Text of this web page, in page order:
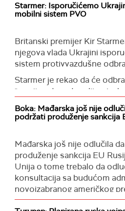
Starmer: Isporučićemo
mobilni sistem PVO
Britanski premijer Kir
njegova vlada Ukrajini
sistem protivvazdušne
Starmer je rekao da će
"razvijen da zadovolji
Prema njegovim rečima,
učestvovati u pomaganju da
bezbednost Ukrajine, a
nastaviće u narednim
"Tajni mir mora da garantuje
nezavisnost Ukrajine",
(Reuters, Guardian)
Boka: Mađarska još nije
podržati produženje sankcija
Mađarska još nije odlučila
produženje sankcija EU
Unija o tome trebalo da
konsultacija sa budućom
novoizabranog američkog
Trampa, izjavio je u Briselu